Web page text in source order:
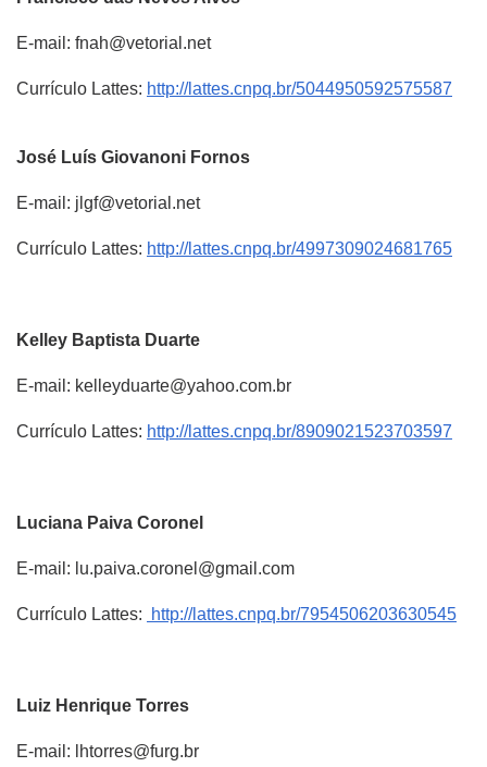
E-mail: fnah@vetorial.net
Currículo Lattes: http://lattes.cnpq.br/5044950592575587
José Luís Giovanoni Fornos
E-mail: jlgf@vetorial.net
Currículo Lattes: http://lattes.cnpq.br/4997309024681765
Kelley Baptista Duarte
E-mail: kelleyduarte@yahoo.com.br
Currículo Lattes: http://lattes.cnpq.br/8909021523703597
Luciana Paiva Coronel
E-mail: lu.paiva.coronel@gmail.com
Currículo Lattes: http://lattes.cnpq.br/7954506203630545
Luiz Henrique Torres
E-mail: lhtorres@furg.br